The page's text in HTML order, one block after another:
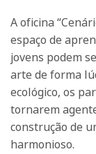
A oficina
espaço de
jovens podem
arte de forma
ecológico, os
tornarem
construção de
harmonioso.